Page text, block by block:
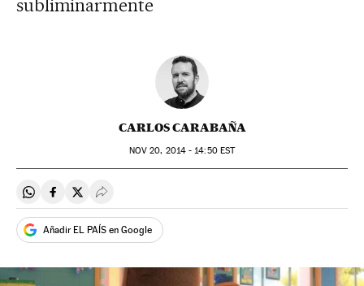
subliminarmente
CARLOS CARABAÑA
NOV 20, 2014 - 14:50EST
Compartir en Whatsapp
Compartir en Facebook
Compartir en Twitter
Desplegar Redes Sociales
Añadir EL PAÍS en Google